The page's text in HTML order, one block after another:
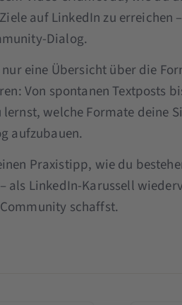
auf LinkedIn zu erreichen
Dialog.
eine Übersicht über die
Von spontanen Textposts
lernst, welche Formate deine
aufzubauen.
Praxistipp, wie du
als LinkedIn-Karussell
schaffst.